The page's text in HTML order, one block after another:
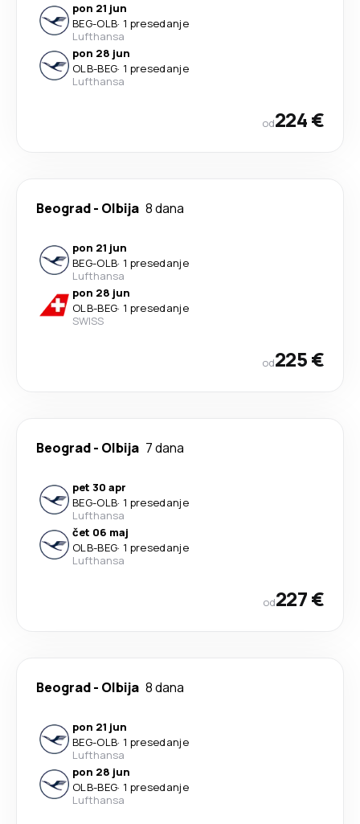
pon 21 jun
BEG-OLB· 1 presedanje
Lufthansa
pon 28 jun
OLB-BEG· 1 presedanje
Lufthansa
od224 €
Beograd- Olbija 8 dana
pon 21 jun
BEG-OLB· 1 presedanje
Lufthansa
pon 28 jun
OLB-BEG· 1 presedanje
SWISS
od225 €
Beograd- Olbija 7 dana
pet 30 apr
BEG-OLB· 1 presedanje
Lufthansa
čet 06 maj
OLB-BEG· 1 presedanje
Lufthansa
od227 €
Beograd- Olbija 8 dana
pon 21 jun
BEG-OLB· 1 presedanje
Lufthansa
pon 28 jun
OLB-BEG· 1 presedanje
Lufthansa